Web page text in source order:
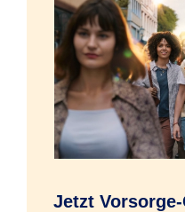
Jetzt